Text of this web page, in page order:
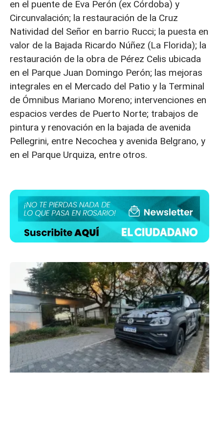
en el puente de Eva Perón (ex Córdoba) y
Circunvalación; la restauración de la Cruz
Natividad del Señor en barrio Rucci; la puesta en
valor de la Bajada Ricardo Núñez (La Florida); la
restauración de la obra de Pérez Celis ubicada
en el Parque Juan Domingo Perón; las mejoras
integrales en el Mercado del Patio y la Terminal
de Ómnibus Mariano Moreno; intervenciones en
espacios verdes de Puerto Norte; trabajos de
pintura y renovación en la bajada de avenida
Pellegrini, entre Necochea y avenida Belgrano, y
en el Parque Urquiza, entre otros.